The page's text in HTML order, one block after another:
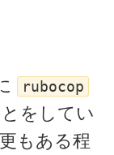
rubocop
をしてい
もある程